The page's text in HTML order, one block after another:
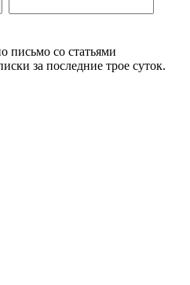
письмо со статьями
за последние трое суток.